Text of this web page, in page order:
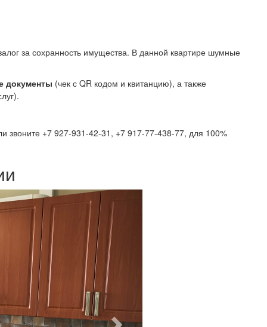
за сохранность имущества. В данной квартире шумные
документы (чек с QR кодом и квитанцию), а также
звоните +7 927-931-42-31, +7 917-77-438-77, для 100%